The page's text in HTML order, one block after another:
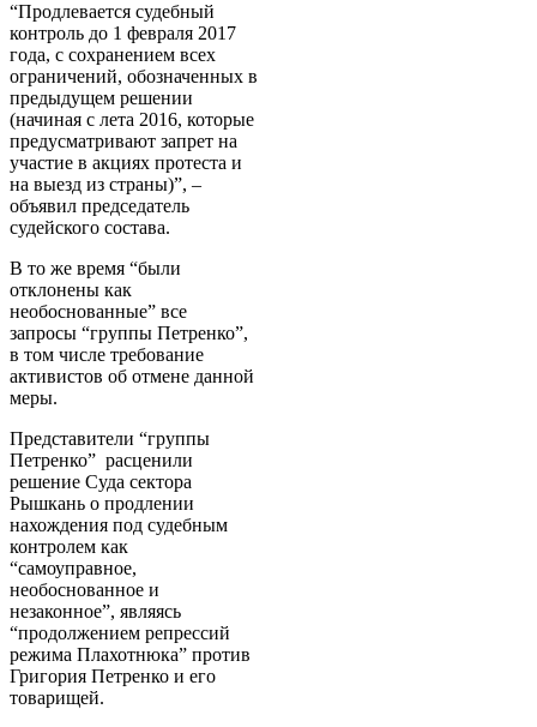
“Продлевается судебный
контроль до 1 февраля 2017
года, с сохранением всех
ограничений, обозначенных в
предыдущем решении
(начиная с лета 2016, которые
предусматривают запрет на
участие в акциях протеста и
на выезд из страны)”, –
объявил председатель
судейского состава.
В то же время “были
отклонены как
необоснованные” все
запросы “группы Петренко”,
в том числе требование
активистов об отмене данной
меры.
Представители “группы
Петренко” расценили
решение Суда сектора
Рышкань о продлении
нахождения под судебным
контролем как
“самоуправное,
необоснованное и
незаконное”, являясь
“продолжением репрессий
режима Плахотнюка” против
Григория Петренко и его
товарищей.